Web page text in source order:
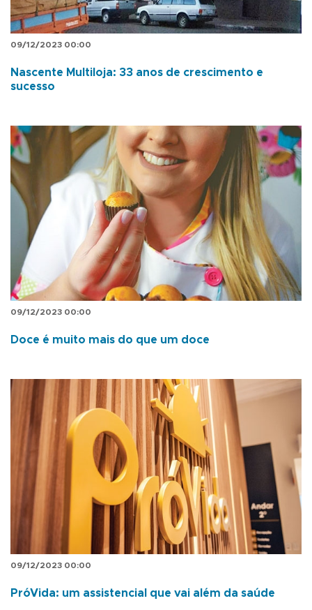
09/12/2023 00:00
Nascente Multiloja: 33 anos de crescimento e
sucesso
09/12/2023 00:00
Doce é muito mais do que um doce
09/12/2023 00:00
PróVida: um assistencial que vai além da saúde